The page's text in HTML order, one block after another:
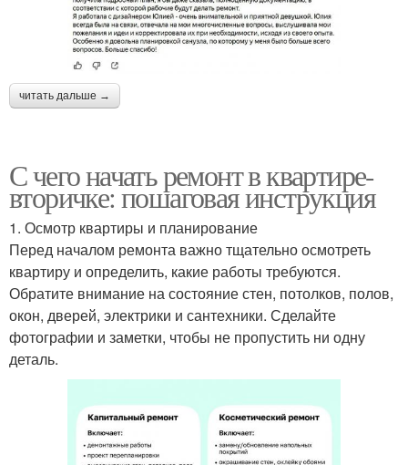
читать дальше →
С чего начать ремонт в квартире-
вторичке: пошаговая инструкция
1. Осмотр квартиры и планирование
Перед началом ремонта важно тщательно осмотреть
квартиру и определить, какие работы требуются.
Обратите внимание на состояние стен, потолков, полов,
окон, дверей, электрики и сантехники. Сделайте
фотографии и заметки, чтобы не пропустить ни одну
деталь.